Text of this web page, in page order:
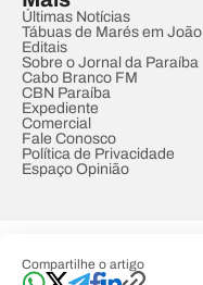
Compartilhe o artigo
Últimas Notícias
Tábuas de Marés em
Editais
Sobre o Jornal da Paraíba
Cabo Branco FM
CBN Paraíba
Expediente
Comercial
Fale Conosco
Política de Privacidade
Espaço Opinião